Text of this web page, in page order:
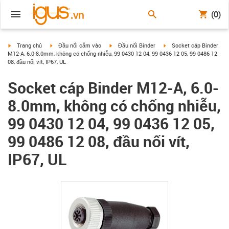
(0)
igus-icon-arrow-right
Trang chủ igus-icon-arrow-right
Đầu nối cắm vào igus-icon-arrow-right
Đầu nối Binder igus-icon-arrow-right
Socket cáp Binder
M12-A, 6.0-8.0mm, không có chống nhiễu, 99 0430 12 04, 99 0436 12 05, 99 0486 12
08, đầu nối vít, IP67, UL
Socket cáp Binder M12-A, 6.0-
8.0mm, không có chống nhiễu,
99 0430 12 04, 99 0436 12 05,
99 0486 12 08, đầu nối vít,
IP67, UL